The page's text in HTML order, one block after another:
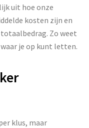
uit hoe onze
kosten zijn en
Zo weet
je op kunt letten.
klus, maar